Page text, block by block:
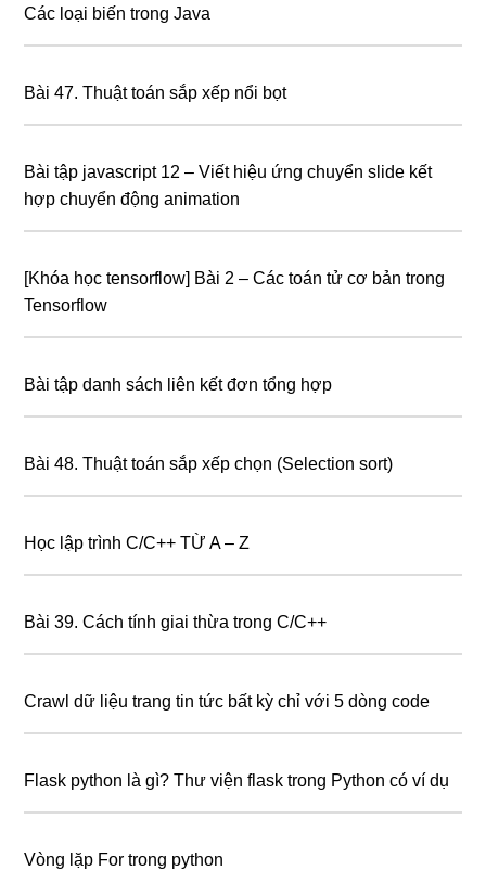
Các loại biến trong Java
Bài 47. Thuật toán sắp xếp nổi bọt
Bài tập javascript 12 – Viết hiệu ứng chuyển slide kết
hợp chuyển động animation
[Khóa học tensorflow] Bài 2 – Các toán tử cơ bản trong
Tensorflow
Bài tập danh sách liên kết đơn tổng hợp
Bài 48. Thuật toán sắp xếp chọn (Selection sort)
Học lập trình C/C++ TỪ A – Z
Bài 39. Cách tính giai thừa trong C/C++
Crawl dữ liệu trang tin tức bất kỳ chỉ với 5 dòng code
Flask python là gì? Thư viện flask trong Python có ví dụ
Vòng lặp For trong python